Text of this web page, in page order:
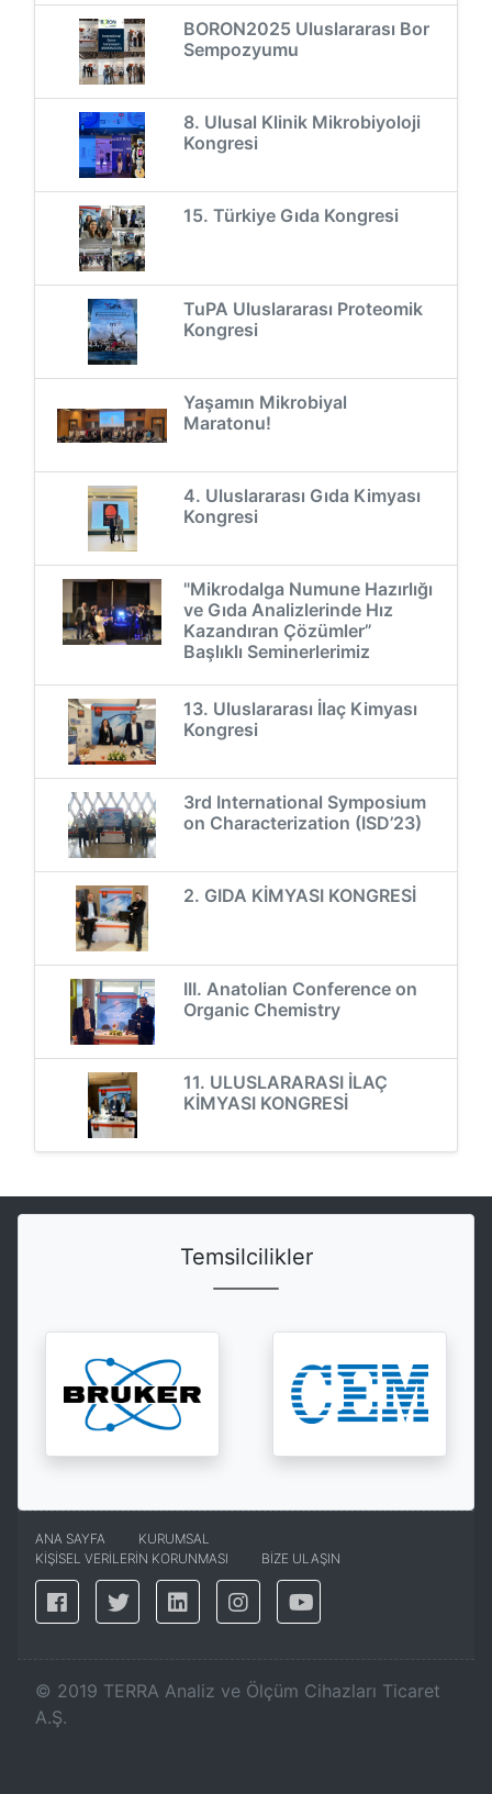
BORON2025 Uluslararası Bor
Sempozyumu
8. Ulusal Klinik Mikrobiyoloji
Kongresi
15. Türkiye Gıda Kongresi
TuPA Uluslararası Proteomik
Kongresi
Yaşamın Mikrobiyal
Maratonu!
4. Uluslararası Gıda Kimyası
Kongresi
"Mikrodalga Numune Hazırlığı
ve Gıda Analizlerinde Hız
Kazandıran Çözümler”
Başlıklı Seminerlerimiz
13. Uluslararası İlaç Kimyası
Kongresi
3rd International Symposium
on Characterization (ISD’23)
2. GIDA KİMYASI KONGRESİ
III. Anatolian Conference on
Organic Chemistry
11. ULUSLARARASI İLAÇ
KİMYASI KONGRESİ
Temsilcilikler
ANA SAYFA
KURUMSAL
KİŞİSEL VERİLERİN KORUNMASI
BİZE ULAŞIN
© 2019 TERRA Analiz ve Ölçüm Cihazları Ticaret
A.Ş.